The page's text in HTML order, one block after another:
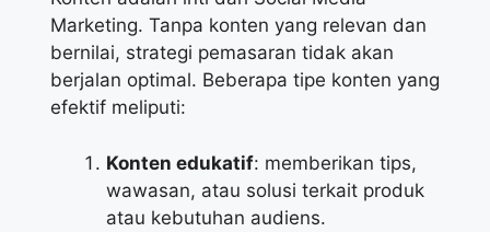
Marketing. Tanpa konten yang relevan dan
bernilai, strategi pemasaran tidak akan
berjalan optimal. Beberapa tipe konten yang
efektif meliputi:
Konten edukatif: memberikan tips,
wawasan, atau solusi terkait produk
atau kebutuhan audiens.